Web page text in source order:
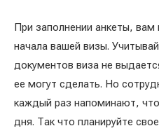
При заполнении анкеты,
начала вашей визы.
документов виза не
ее могут сделать. Но
каждый раз напоминают,
дня. Так что планируйте